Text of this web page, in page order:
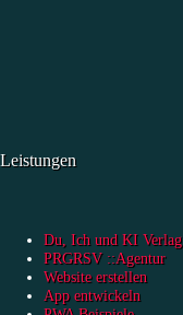
Leistungen
Du, Ich und KI Verlag
PRGRSV ::Agentur
Website erstellen
App entwickeln